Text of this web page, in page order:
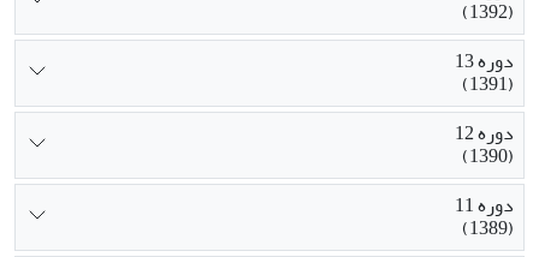
(1392)
دوره 13
(1391)
دوره 12
(1390)
دوره 11
(1389)